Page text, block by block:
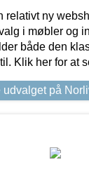
relativt ny
i møbler og
både den
Klik her for at
udvalget på